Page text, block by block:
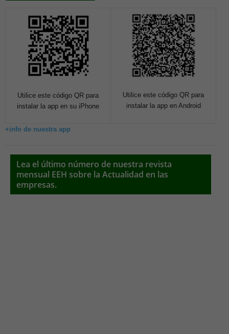
Utilice este código QR para
instalar la app en su iPhone
Utilice este código QR para
instalar la app en Android
+info de nuestra app
Lea el último número de nuestra revista
mensual EEH sobre la Actualidad en las
empresas.